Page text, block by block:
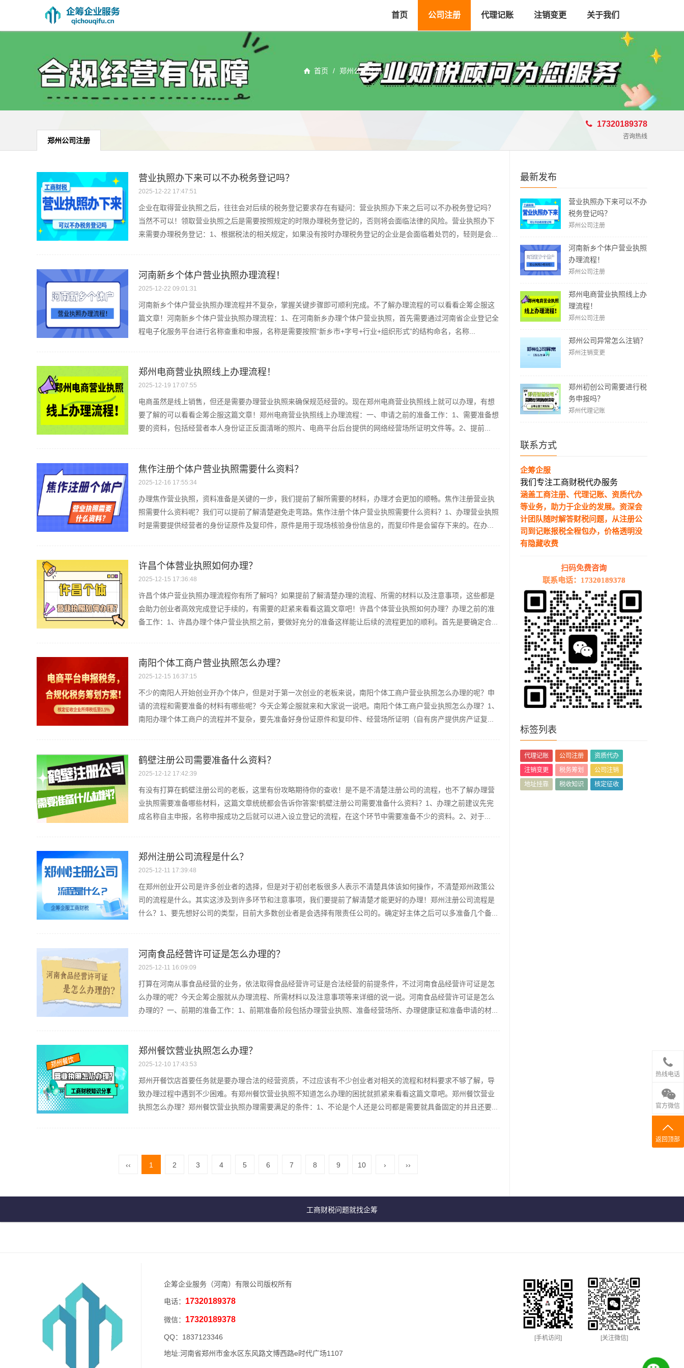
首页 公司注册 代理记账 注销变更 关于我们
首页 / 郑州公司注册
郑州公司注册
17320189378
咨询热线
最新发布
营业执照办下来可以不办
税务登记吗？
郑州公司注册
河南新乡个体户营业执照
办理流程！
郑州公司注册
郑州电商营业执照线上办
理流程！
郑州公司注册
郑州公司异常怎么注销？
郑州注销变更
郑州初创公司需要进行税
务申报吗？
郑州代理记账
联系方式
企筹企服
我们专注工商财税代办服务
涵盖工商注册、代理记账、资质代办
等业务，助力于企业的发展。资深会
计团队随时解答财税问题，从注册公
司到记账报税全程包办，价格透明没
有隐藏收费
扫码免费咨询
联系电话：17320189378
标签列表
代理记账 公司注册
资质代办
注销变更
税务筹划
公司注销
地址挂靠
税收知识 核定征收
营业执照办下来可以不办税务登记吗？
2025-12-22 17:47:51
企业在取得营业执照之后，往往会对后续的税务登记要求存在有疑问：营业执照办下来之后可以不办税务登记吗？
当然不可以！领取营业执照之后是需要按照规定的时限办理税务登记的，否则将会面临法律的风险。营业执照办下
来需要办理税务登记：1、根据税法的相关规定，如果没有按时办理税务登记的企业是会面临着处罚的，轻则是会...
河南新乡个体户营业执照办理流程！
2025-12-22 09:01:31
河南新乡个体户营业执照办理流程并不复杂，掌握关键步骤即可顺利完成。不了解办理流程的可以看看企筹企服这
篇文章！河南新乡个体户营业执照办理流程：1、在河南新乡办理个体户营业执照，首先需要通过河南省企业登记全
程电子化服务平台进行名称查重和申报，名称是需要按照“新乡市+字号+行业+组织形式”的结构命名，名称...
郑州电商营业执照线上办理流程！
2025-12-19 17:07:55
电商虽然是线上销售，但还是需要办理营业执照来确保规范经营的。现在郑州电商营业执照线上就可以办理，有想
要了解的可以看看企筹企服这篇文章！郑州电商营业执照线上办理流程：一、申请之前的准备工作：1、需要准备想
要的资料，包括经营者本人身份证正反面清晰的照片、电商平台后台提供的网络经营场所证明文件等。2、提前...
焦作注册个体户营业执照需要什么资料？
2025-12-16 17:55:34
办理焦作营业执照，资料准备是关键的一步，我们提前了解所需要的材料，办理才会更加的顺畅。焦作注册营业执
照需要什么资料呢？我们可以提前了解清楚避免走弯路。焦作注册个体户营业执照需要什么资料？1、办理营业执照
时是需要提供经营者的身份证原件及复印件，原件是用于现场核验身份信息的，而复印件是会留存下来的。在办...
许昌个体营业执照如何办理？
2025-12-15 17:36:48
许昌个体户营业执照办理流程你有所了解吗？如果提前了解清楚办理的流程、所需的材料以及注意事项，这些都是
会助力创业者高效完成登记手续的，有需要的赶紧来看看这篇文章吧！许昌个体营业执照如何办理？办理之前的准
备工作：1、许昌办理个体户营业执照之前，要做好充分的准备这样能让后续的流程更加的顺利。首先是要确定合...
南阳个体工商户营业执照怎么办理？
2025-12-15 16:37:15
不少的南阳人开始创业开办个体户，但是对于第一次创业的老板来说，南阳个体工商户营业执照怎么办理的呢？申
请的流程和需要准备的材料有哪些呢？今天企筹企服就来和大家说一说吧。南阳个体工商户营业执照怎么办理？1、
南阳办理个体工商户的流程并不复杂，要先准备好身份证原件和复印件、经营场所证明（自有房产提供房产证复...
鹤壁注册公司需要准备什么资料？
2025-12-12 17:42:39
有没有打算在鹤壁注册公司的老板，这里有份攻略期待你的查收！是不是不清楚注册公司的流程，也不了解办理营
业执照需要准备哪些材料，这篇文章统统都会告诉你答案!鹤壁注册公司需要准备什么资料？1、办理之前建议先完
成名称自主申报，名称申报成功之后就可以进入设立登记的流程，在这个环节中需要准备不少的资料。2、对于...
郑州注册公司流程是什么？
2025-12-11 17:39:48
在郑州创业开公司是许多创业者的选择，但是对于初创老板很多人表示不清楚具体该如何操作，不清楚郑州政策公
司的流程是什么。其实这涉及到许多环节和注意事项，我们要提前了解清楚才能更好的办理！郑州注册公司流程是
什么？1、要先想好公司的类型，目前大多数创业者是会选择有限责任公司的。确定好主体之后可以多准备几个备...
河南食品经营许可证是怎么办理的？
2025-12-11 16:09:09
打算在河南从事食品经营的业务，依法取得食品经营许可证是合法经营的前提条件，不过河南食品经营许可证是怎
么办理的呢？今天企筹企服就从办理流程、所需材料以及注意事项等来详细的说一说。河南食品经营许可证是怎么
办理的？一、前期的准备工作：1、前期准备阶段包括办理营业执照、准备经营场所、办理健康证和准备申请的材...
郑州餐饮营业执照怎么办理？
2025-12-10 17:43:53
郑州开餐饮店首要任务就是要办理合法的经营资质，不过应该有不少创业者对相关的流程和材料要求不够了解，导
致办理过程中遇到不少困难。有郑州餐饮营业执照不知道怎么办理的困扰就抓紧来看看这篇文章吧。郑州餐饮营业
执照怎么办理？郑州餐饮营业执照办理需要满足的条件：1、不论是个人还是公司都是需要就具备固定的并且还要...
‹‹ 1 2 3 4 5 6 7 8 9 10 › ››
热线电话
官方微信
返回顶部
工商财税问题就找企筹
[手机访问] [关注微信]
企筹企业服务（河南）有限公司版权所有
电话： 17320189378
微信： 17320189378
QQ：1837123346
地址:河南省郑州市金水区东风路文博西路e时代广场1107